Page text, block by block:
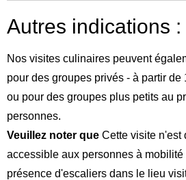
Autres indications :
Nos visites culinaires peuvent
pour des groupes privés - à partir
ou pour des groupes plus petits au
personnes.
Veuillez noter que Cette visite n'est
accessible aux personnes à
présence d'escaliers dans le lieu